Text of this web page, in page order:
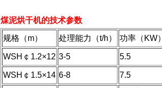
煤泥烘干机的技术参数
规格（m） 处理能力（t/h） 功率（KW）
WSH￠1.2×12 3-5 5.5
WSH￠1.5×14 6-8 7.5